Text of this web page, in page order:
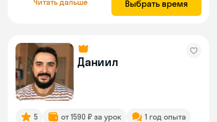
Выбрать время
Даниил
5 от 1590 ₽ за урок
1 год опыта